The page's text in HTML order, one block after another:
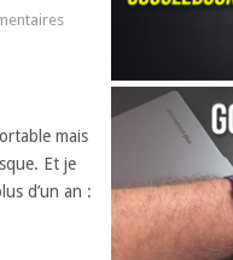
mais
Et je
d’un an :